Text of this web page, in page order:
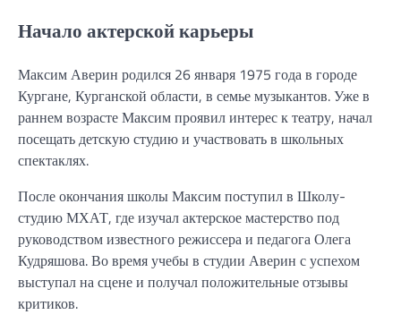
Начало актерской карьеры
Максим Аверин родился 26 января 1975 года в городе
Кургане, Курганской области, в семье музыкантов. Уже в
раннем возрасте Максим проявил интерес к театру, начал
посещать детскую студию и участвовать в школьных
спектаклях.
После окончания школы Максим поступил в Школу-
студию МХАТ, где изучал актерское мастерство под
руководством известного режиссера и педагога Олега
Кудряшова. Во время учебы в студии Аверин с успехом
выступал на сцене и получал положительные отзывы
критиков.